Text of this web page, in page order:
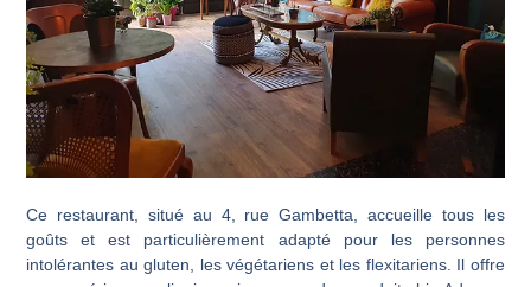
Ce restaurant, situé au 4, rue Gambetta, accueille tous les
goûts et est particulièrement adapté pour les personnes
intolérantes au gluten, les végétariens et les flexitariens. Il offre